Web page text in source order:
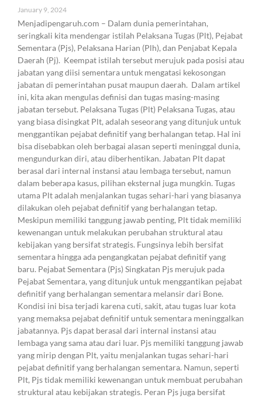
January 9, 2024
Menjadipengaruh.com – Dalam dunia pemerintahan,
seringkali kita mendengar istilah Pelaksana Tugas (Plt), Pejabat
Sementara (Pjs), Pelaksana Harian (Plh), dan Penjabat Kepala
Daerah (Pj). Keempat istilah tersebut merujuk pada posisi atau
jabatan yang diisi sementara untuk mengatasi kekosongan
jabatan di pemerintahan pusat maupun daerah. Dalam artikel
ini, kita akan mengulas definisi dan tugas masing-masing
jabatan tersebut. Pelaksana Tugas (Plt) Pelaksana Tugas, atau
yang biasa disingkat Plt, adalah seseorang yang ditunjuk untuk
menggantikan pejabat definitif yang berhalangan tetap. Hal ini
bisa disebabkan oleh berbagai alasan seperti meninggal dunia,
mengundurkan diri, atau diberhentikan. Jabatan Plt dapat
berasal dari internal instansi atau lembaga tersebut, namun
dalam beberapa kasus, pilihan eksternal juga mungkin. Tugas
utama Plt adalah menjalankan tugas sehari-hari yang biasanya
dilakukan oleh pejabat definitif yang berhalangan tetap.
Meskipun memiliki tanggung jawab penting, Plt tidak memiliki
kewenangan untuk melakukan perubahan struktural atau
kebijakan yang bersifat strategis. Fungsinya lebih bersifat
sementara hingga ada pengangkatan pejabat definitif yang
baru. Pejabat Sementara (Pjs) Singkatan Pjs merujuk pada
Pejabat Sementara, yang ditunjuk untuk menggantikan pejabat
definitif yang berhalangan sementara melansir dari Bone.
Kondisi ini bisa terjadi karena cuti, sakit, atau tugas luar kota
yang memaksa pejabat definitif untuk sementara meninggalkan
jabatannya. Pjs dapat berasal dari internal instansi atau
lembaga yang sama atau dari luar. Pjs memiliki tanggung jawab
yang mirip dengan Plt, yaitu menjalankan tugas sehari-hari
pejabat definitif yang berhalangan sementara. Namun, seperti
Plt, Pjs tidak memiliki kewenangan untuk membuat perubahan
struktural atau kebijakan strategis. Peran Pjs juga bersifat